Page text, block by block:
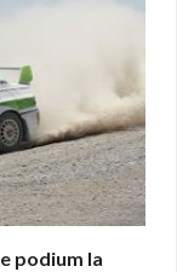
podium la